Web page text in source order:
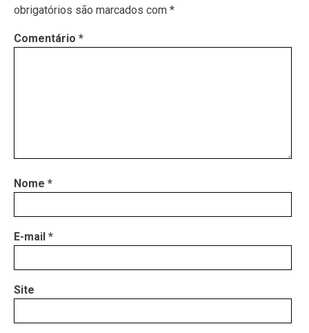
obrigatórios são marcados com *
Comentário *
Nome *
E-mail *
Site